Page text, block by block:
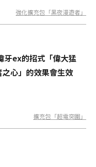
強化擴充包「黑夜漫遊者」
牙ex的招式「偉大猛
心」的效果會生效
擴充包「超電突圍」